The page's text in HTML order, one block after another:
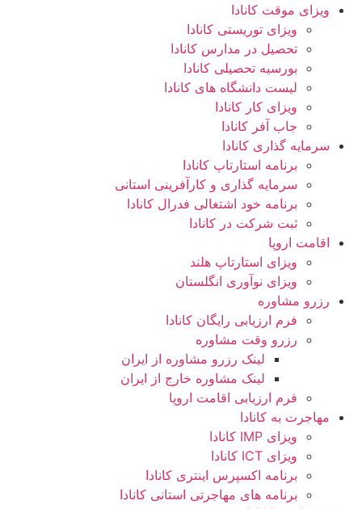
ویزای موقت کانادا
ویزای توریستی کانادا
تحصیل در مدارس کانادا
بورسیه تحصیلی کانادا
لیست دانشگاه های کانادا
ویزای کار کانادا
جاب آفر کانادا
سرمایه گذاری کانادا
برنامه استارتاپ کانادا
سرمایه گذاری و کارآفرینی استانی
برنامه خود اشتغالی فدرال کانادا
ثبت شرکت در کانادا
اقامت اروپا
ویزای استارتاپ هلند
ویزای نوآوری انگلستان
رزرو مشاوره
فرم ارزیابی رایگان کانادا
رزرو وقت مشاوره
لینک رزرو مشاوره از ایران
لینک مشاوره خارج از ایران
فرم ارزیابی اقامت اروپا
مهاجرت به کانادا
ویزای IMP کانادا
ویزای ICT کانادا
برنامه اکسپرس اینتری کانادا
برنامه های مهاجرتی استانی کانادا